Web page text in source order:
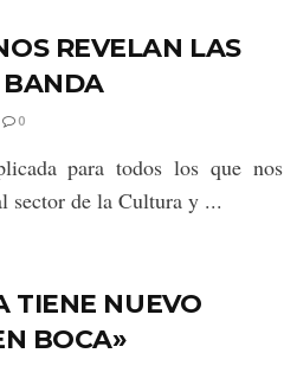
REVELAN LAS
BANDA
0
para todos los que nos
sector de la Cultura y ...
TIENE NUEVO
BOCA»